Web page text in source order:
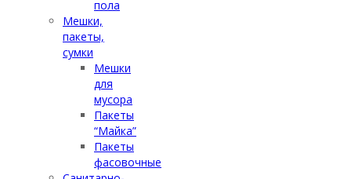
пола
Мешки,
пакеты,
сумки
Мешки
для
мусора
Пакеты
“Майка”
Пакеты
фасовочные